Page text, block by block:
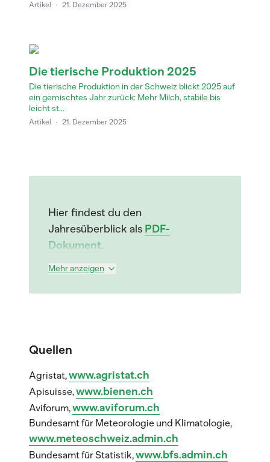
Artikel · 21. Dezember 2025
Die tierische Produktion 2025
Die tierische Produktion in der Schweiz blickt 2025 auf
ein gemischtes Jahr zurück: Mehr Milch, stabile bis
leicht st...
Artikel · 21. Dezember 2025
Hier findest du den
Jahresüberblick als PDF-
Dokument.
Mehr anzeigen
Quellen
Agristat,www.agristat.ch
Apisuisse,www.bienen.ch
Aviforum,www.aviforum.ch
Bundesamt für Meteorologie und Klimatologie,
www.meteoschweiz.admin.ch
Bundesamt für Statistik,www.bfs.admin.ch